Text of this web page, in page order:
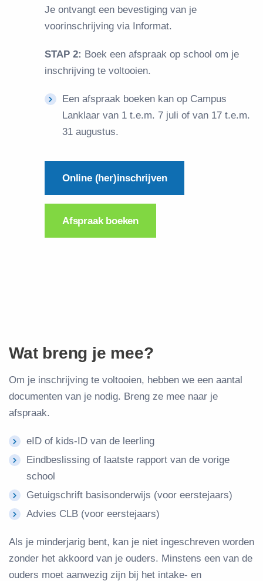
Je ontvangt een bevestiging van je
voorinschrijving via Informat.
STAP 2: Boek een afspraak op school om je
inschrijving te voltooien.
Een afspraak boeken kan op Campus
Lanklaar van 1 t.e.m. 7 juli of van 17 t.e.m.
31 augustus.
Online (her)inschrijven
Afspraak boeken
Wat breng je mee?
Om je inschrijving te voltooien, hebben we een aantal
documenten van je nodig. Breng ze mee naar je
afspraak.
eID of kids-ID van de leerling
Eindbeslissing of laatste rapport van de vorige
school
Getuigschrift basisonderwijs (voor eerstejaars)
Advies CLB (voor eerstejaars)
Als je minderjarig bent, kan je niet ingeschreven worden
zonder het akkoord van je ouders. Minstens een van de
ouders moet aanwezig zijn bij het intake- en